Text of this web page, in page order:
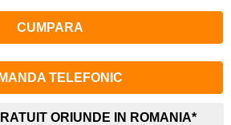
CUMPARA
TELEFONIC
ORIUNDE IN ROMANIA*